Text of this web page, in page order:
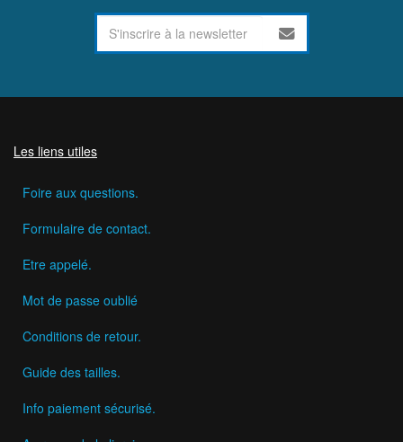
Les liens utiles
Foire aux questions.
Formulaire de contact.
Etre appelé.
Mot de passe oublié
Conditions de retour.
Guide des tailles.
Info paiement sécurisé.